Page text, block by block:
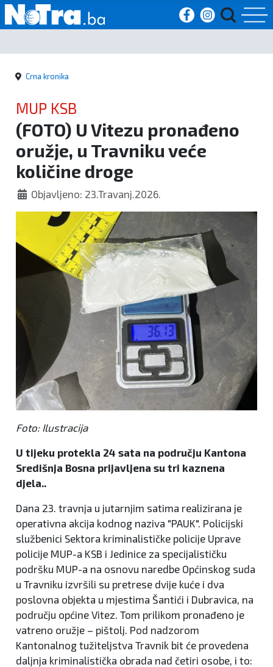
Početna
Vijesti
Sport
Kultura
Crna
kronika
Politika
Zanimljivosti
Crna kronika
MUP KSB
(FOTO) U Vitezu pronađeno
oružje, u Travniku veće
količine droge
Objavljeno: 23.Travanj.2026.
Foto: Ilustracija
U tijeku protekla 24 sata na području Kantona
Središnja Bosna prijavljena su tri kaznena
djela..
Dana 23. travnja u jutarnjim satima realizirana je
operativna akcija kodnog naziva "PAUK". Policijski
službenici Sektora kriminalističke policije Uprave
policije MUP-a KSB i Jedinice za specijalističku
podršku MUP-a na osnovu naredbe Općinskog suda
u Travniku izvršili su pretrese dvije kuće i dva
poslovna objekta u mjestima Šantići i Dubravica, na
području općine Vitez. Tom prilikom pronađeno je
vatreno oružje – pištolj. Pod nadzorom
Kantonalnog tužiteljstva Travnik bit će provedena
daljnja kriminalistička obrada nad četiri osobe, i to: